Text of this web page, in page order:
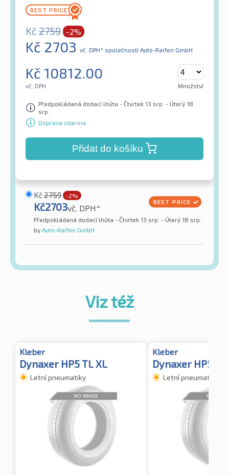
Kč 2759 -2%
Kč 2703 vč. DPH* společností Auto-Raifen GmbH
Kč 10812.00
vč. DPH Množství
Předpokládaná dodací lhůta - Čtvrtek 13 srp. - Úterý 18
srp.
Doprava zdarma
Přidat do košíku
Kč2759 -2%
Kč2703vč. DPH*
Předpokládaná dodací lhůta - Čtvrtek 13 srp. - Úterý 18 srp.
by Auto-Raifen GmbH
Viz též
Kleber
Dynaxer HP5 TL XL
Letní pneumatiky
Kleber
Dynaxer HP5
Letní pneumatiky